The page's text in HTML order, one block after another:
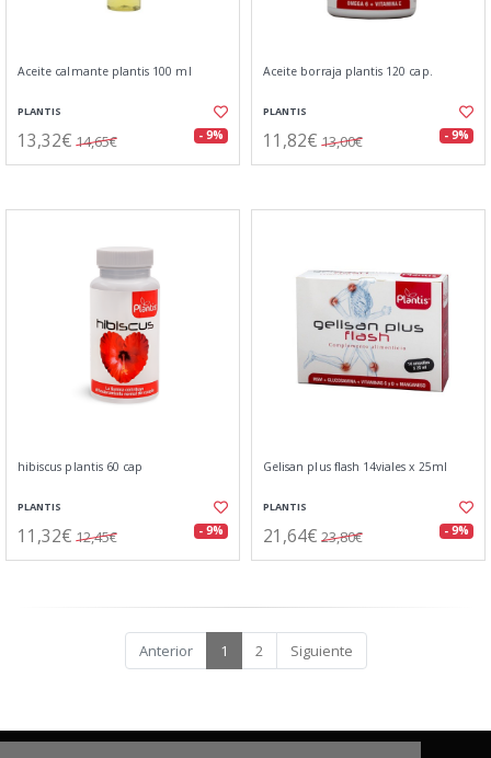
Aceite calmante plantis 100 ml
PLANTIS
13,32€ 14,65€ - 9%
Aceite borraja plantis 120 cap.
PLANTIS
11,82€ 13,00€ - 9%
hibiscus plantis 60 cap
PLANTIS
11,32€ 12,45€ - 9%
Gelisan plus flash 14viales x 25ml
PLANTIS
21,64€ 23,80€ - 9%
Anterior 1 2 Siguiente